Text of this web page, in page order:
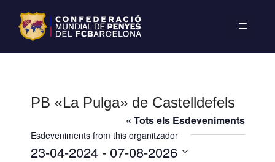
PB «La Pulga» de Castelldefels
« Tots els Esdeveniments
Esdeveniments from this organitzador
23-04-2024 - 07-08-2026